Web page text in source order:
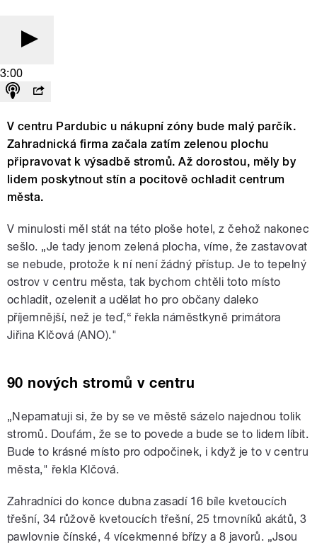
3:00
V centru Pardubic u nákupní zóny bude malý parčík.
Zahradnická firma začala zatím zelenou plochu
připravovat k výsadbě stromů. Až dorostou, měly by
lidem poskytnout stín a pocitově ochladit centrum
města.
V minulosti měl stát na této ploše hotel, z čehož nakonec
sešlo. „Je tady jenom zelená plocha, víme, že zastavovat
se nebude, protože k ní není žádný přístup. Je to tepelný
ostrov v centru města, tak bychom chtěli toto místo
ochladit, ozelenit a udělat ho pro občany daleko
příjemnější, než je teď,“ řekla náměstkyně primátora
Jiřina Klčová (ANO)."
90 nových stromů v centru
„Nepamatuji si, že by se ve městě sázelo najednou tolik
stromů. Doufám, že se to povede a bude se to lidem líbit.
Bude to krásné místo pro odpočinek, i když je to v centru
města," řekla Klčová.
Zahradníci do konce dubna zasadí 16 bíle kvetoucích
třešní, 34 růžově kvetoucích třešní, 25 trnovníků akátů, 3
pawlovnie čínské, 4 vícekmenné břízy a 8 javorů. „Jsou